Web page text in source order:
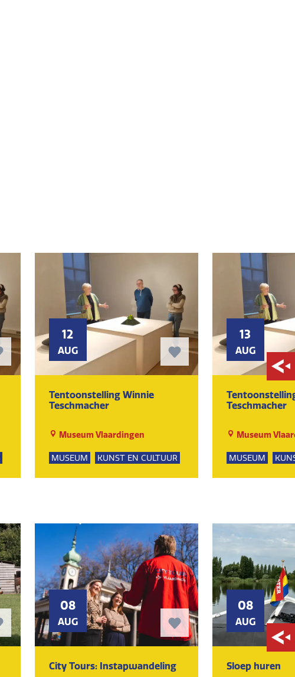
12
AUG
Tentoonstelling Winnie
Teschmacher
Museum Vlaardingen
MUSEUM KUNST EN CULTUUR
13
AUG
Teschmacher
Museum
MUSEUM
08
AUG
City Tours: Instapwandeling
08
AUG
Sloep huren